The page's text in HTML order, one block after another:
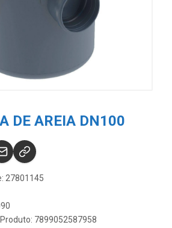
DE AREIA DN100
27801145
7899052587958